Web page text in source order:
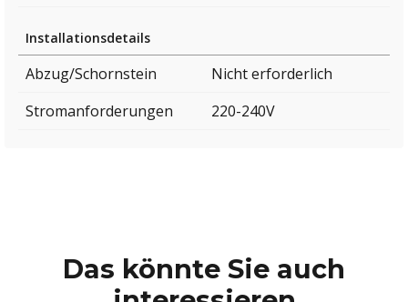
Installationsdetails
Abzug/Schornstein
Nicht erforderlich
Stromanforderungen
220-240V
Das könnte Sie auch